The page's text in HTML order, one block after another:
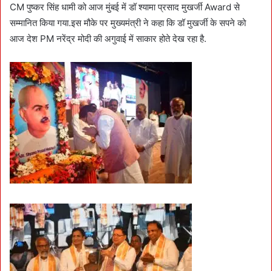
CM पुष्कर सिंह धामी को आज मुंबई में डॉ श्यामा प्रसाद मुखर्जी Award से
सम्मानित किया गया.इस मौके पर मुख्यमंत्री ने कहा कि डॉ मुखर्जी के सपने को
आज देश PM नरेंद्र मोदी की अगुवाई में साकार होते देख रहा है.